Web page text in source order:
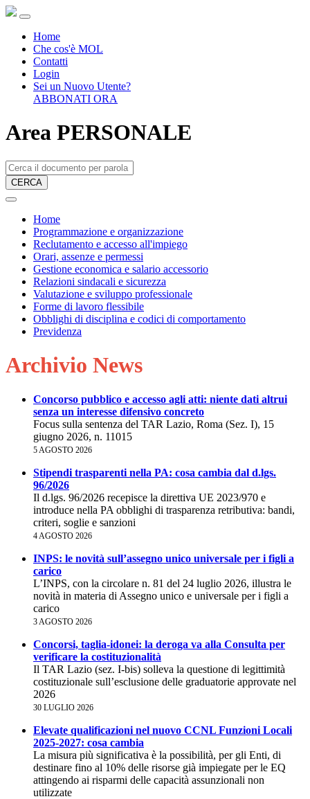
Home
Che cos'è MOL
Contatti
Login
Sei un Nuovo Utente?
ABBONATI ORA
Area PERSONALE
CERCA
Home
Programmazione e organizzazione
Reclutamento e accesso all'impiego
Orari, assenze e permessi
Gestione economica e salario accessorio
Relazioni sindacali e sicurezza
Valutazione e sviluppo professionale
Forme di lavoro flessibile
Obblighi di disciplina e codici di comportamento
Previdenza
Archivio News
Concorso pubblico e accesso agli atti: niente dati altrui
senza un interesse difensivo concreto
Focus sulla sentenza del TAR Lazio, Roma (Sez. I), 15
giugno 2026, n. 11015
5 AGOSTO 2026
Stipendi trasparenti nella PA: cosa cambia dal d.lgs.
96/2026
Il d.lgs. 96/2026 recepisce la direttiva UE 2023/970 e
introduce nella PA obblighi di trasparenza retributiva: bandi,
criteri, soglie e sanzioni
4 AGOSTO 2026
INPS: le novità sull’assegno unico universale per i figli a
carico
L’INPS, con la circolare n. 81 del 24 luglio 2026, illustra le
novità in materia di Assegno unico e universale per i figli a
carico
3 AGOSTO 2026
Concorsi, taglia-idonei: la deroga va alla Consulta per
verificare la costituzionalità
Il TAR Lazio (sez. I-bis) solleva la questione di legittimità
costituzionale sull’esclusione delle graduatorie approvate nel
2026
30 LUGLIO 2026
Elevate qualificazioni nel nuovo CCNL Funzioni Locali
2025-2027: cosa cambia
La misura più significativa è la possibilità, per gli Enti, di
destinare fino al 10% delle risorse già impiegate per le EQ
attingendo ai risparmi delle capacità assunzionali non
utilizzate